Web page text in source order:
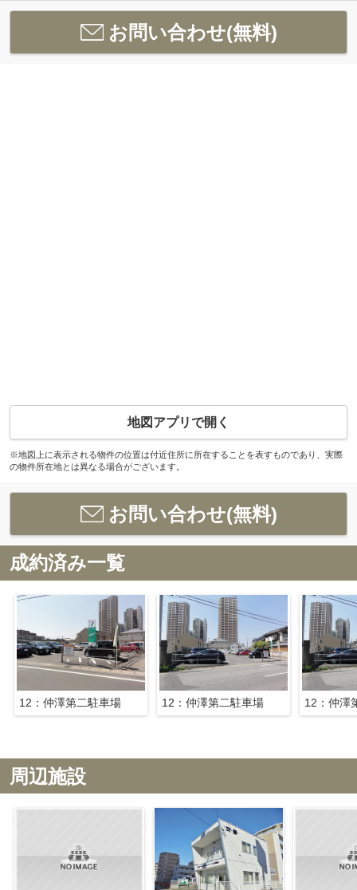
お問い合わせ(無料)
地図アプリで開く
※地図上に表示される物件の位置は付近住所に所在することを表すものであり、実際
の物件所在地とは異なる場合がございます。
お問い合わせ(無料)
成約済み一覧
12：仲澤第二駐車場 12：仲澤第二駐車場 12：仲澤
周辺施設